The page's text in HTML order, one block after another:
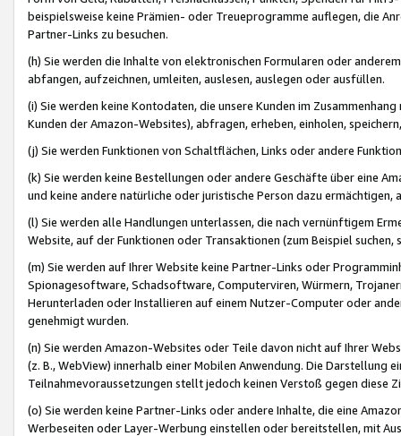
beispielsweise keine Prämien- oder Treueprogramme auflegen, die
Partner-Links zu besuchen.
(h) Sie werden die Inhalte von elektronischen Formularen oder
abfangen, aufzeichnen, umleiten, auslesen, auslegen oder ausfüllen.
(i) Sie werden keine Kontodaten, die unsere Kunden im
Kunden der Amazon-Websites), abfragen, erheben, einholen,
(j) Sie werden Funktionen von Schaltflächen, Links oder andere
(k) Sie werden keine Bestellungen oder andere Geschäfte über eine
und keine andere natürliche oder juristische Person dazu
(l) Sie werden alle Handlungen unterlassen, die nach vernünftigem
Website, auf der Funktionen oder Transaktionen (zum Beispiel
(m) Sie werden auf Ihrer Website keine Partner-Links oder
Spionagesoftware, Schadsoftware, Computerviren, Würmern,
Herunterladen oder Installieren auf einem Nutzer-Computer oder
genehmigt wurden.
(n) Sie werden Amazon-Websites oder Teile davon nicht auf Ihrer
(z. B., WebView) innerhalb einer Mobilen Anwendung. Die Darstellung
Teilnahmevoraussetzungen stellt jedoch keinen Verstoß gegen diese
(o) Sie werden keine Partner-Links oder andere Inhalte, die eine
Werbeseiten oder Layer-Werbung einstellen oder bereitstellen, mit